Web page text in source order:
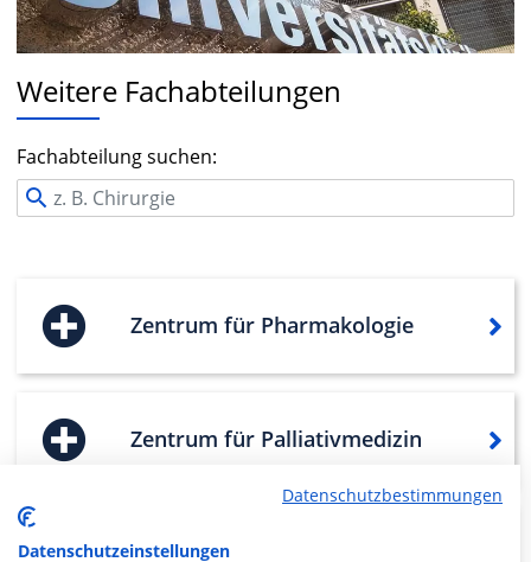
Weitere Fachabteilungen
Fachabteilung suchen:
Zentrum für Pharmakologie
Zentrum für Palliativmedizin
Zentrum für Neurochirurgie
Datenschutzbestimmungen
Datenschutzeinstellungen